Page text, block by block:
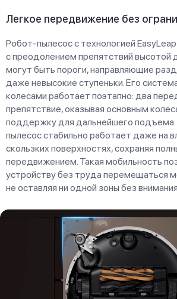
Легкое передвижение без
Робот-пылесос с технологией
с преодолением препятствий
могут быть пороги, направляющие
даже невысокие ступеньки. Его
колесами работает поэтапно: два
препятствие, оказывая основным
поддержку для дальнейшего подъема.
пылесос стабильно работает даже на
скользких поверхностях, сохраняя
передвижением. Такая мобильность
устройству без труда перемещаться
не оставляя ни одной зоны без